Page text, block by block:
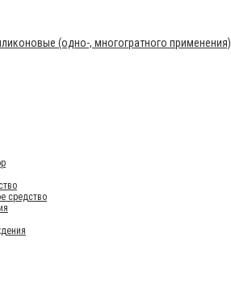
(одно-, многогратного применения)
средство